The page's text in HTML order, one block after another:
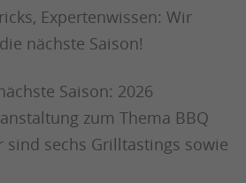
Expertenwissen: Wir
nächste Saison!
Saison: 2026
zum Thema BBQ
sind sechs Grilltastings sowie